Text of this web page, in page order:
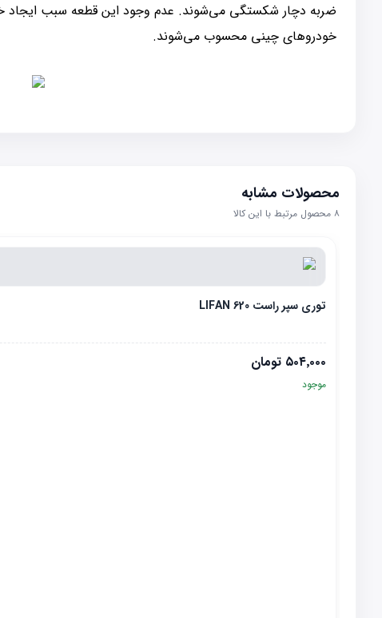
ضربه دچار شکستگی می‌شوند. عدم وجود این قطعه سبب ایجاد
خودروهای چینی محسوب می‌شوند.
محصولات مشابه
۸ محصول مرتبط با این کالا
توری سپر راست LIFAN 620
۵۰۴٬۰۰۰ تومان
موجود